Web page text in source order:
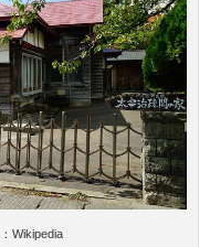
Wikipedia